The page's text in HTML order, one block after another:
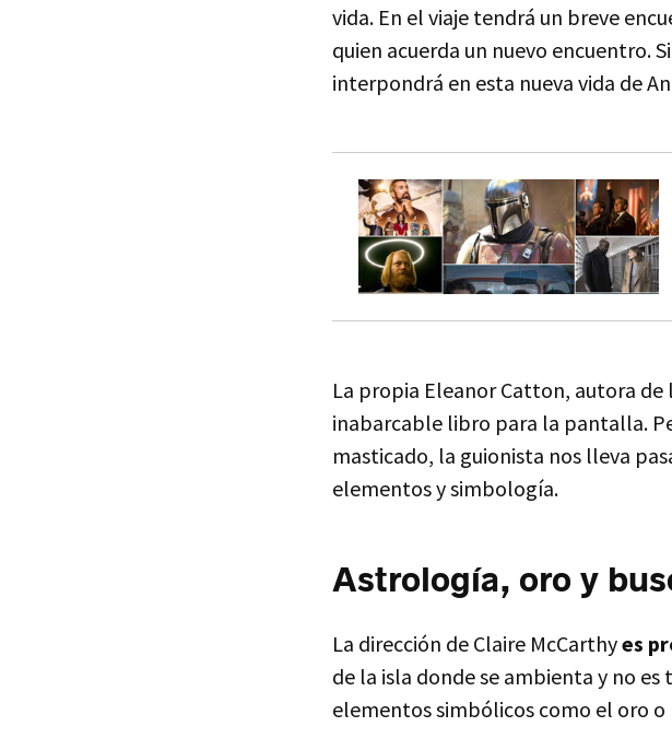
vida. En el viaje tendrá un breve
quien acuerda un nuevo encuentro.
interpondrá en esta nueva vida de
La propia Eleanor Catton, autora
inabarcable libro para la pantalla.
masticado, la guionista nos lleva
elementos y simbología.
Astrología, oro y
La dirección de Claire McCarthyes
de la isla donde se ambienta y no
elementos simbólicos como el oro